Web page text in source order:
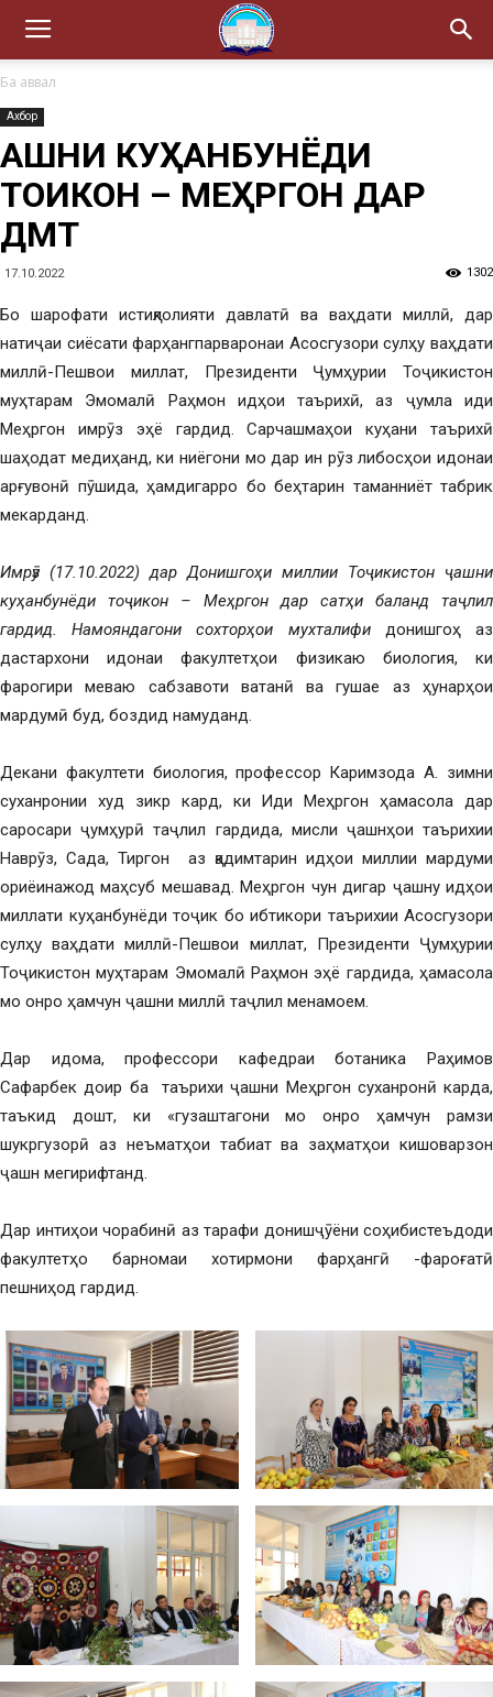
Ба аввал
Ахбор
ҶАШНИ КУҲАНБУНЁДИ
ТОҶИКОН – МЕҲРГОН ДАР
ДМТ
17.10.2022 1302
Бо шарофати истиқлолияти давлатӣ ва ваҳдати миллӣ, дар
натиҷаи сиёсати фарҳангпарваронаи Асосгузори сулҳу ваҳдати
миллӣ-Пешвои миллат, Президенти Ҷумҳурии Тоҷикистон
муҳтарам Эмомалӣ Раҳмон идҳои таърихӣ, аз ҷумла иди
Меҳргон имрӯз эҳё гардид. Сарчашмаҳои куҳани таърихӣ
шаҳодат медиҳанд, ки ниёгони мо дар ин рӯз либосҳои идонаи
арғувонӣ пӯшида, ҳамдигарро бо беҳтарин таманниёт табрик
мекарданд.
Имрӯз (17.10.2022) дар Донишгоҳи миллии Тоҷикистон ҷашни
куҳанбунёди тоҷикон – Меҳргон дар сатҳи баланд таҷлил
гардид.
Намояндагони сохторҳои мухталифи
донишгоҳ аз
дастархони идонаи факултетҳои физикаю биология, ки
фарогири меваю сабзавоти ватанӣ ва гушае аз ҳунарҳои
мардумӣ буд, боздид намуданд.
Декани факултети биология, профессор Каримзода А. зимни
суханронии худ зикр кард, ки Иди Меҳргон ҳамасола дар
саросари ҷумҳурӣ таҷлил гардида, мисли ҷашнҳои таърихии
Наврӯз, Сада, Тиргон аз қадимтарин идҳои миллии мардуми
ориёинажод маҳсуб мешавад. Меҳргон чун дигар ҷашну идҳои
миллати куҳанбунёди тоҷик бо ибтикори таърихии Асосгузори
сулҳу ваҳдати миллӣ-Пешвои миллат, Президенти Ҷумҳурии
Тоҷикистон муҳтарам Эмомалӣ Раҳмон эҳё гардида, ҳамасола
мо онро ҳамчун ҷашни миллӣ таҷлил менамоем.
Дар идома, профессори кафедраи ботаника Раҳимов
Сафарбек доир ба таърихи ҷашни Меҳргон суханронӣ карда,
таъкид дошт, ки «гузаштагони мо онро ҳамчун рамзи
шукргузорӣ аз неъматҳои табиат ва заҳматҳои кишоварзон
ҷашн мегирифтанд.
Дар интиҳои чорабинӣ аз тарафи донишҷӯёни соҳибистеъдоди
факултетҳо барномаи хотирмони фарҳангӣ -фароғатӣ
пешниҳод гардид.